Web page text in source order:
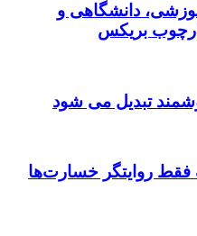
دانشگاهی و
بریکس
تبدیل می شود
روایتگر خسارت‌ها